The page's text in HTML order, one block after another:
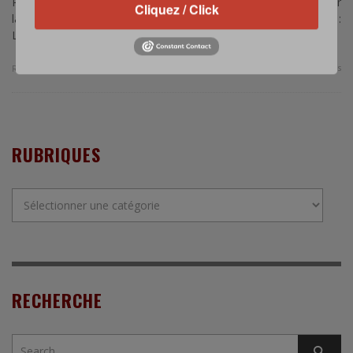
la condition physique et la résistance des soldats Source :
Laurent Lagneau / OPEX360 Extrait « Pour …
Read more 0 Comments
RUBRIQUES
RECHERCHE
Cliquez / Click